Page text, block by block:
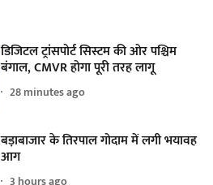
डिजिटल ट्रांसपोर्ट सिस्टम की ओर पश्चिम
बंगाल, CMVR होगा पूरी तरह लागू
28 minutes ago
बड़ाबाजार के तिरपाल गोदाम में लगी भयावह
आग